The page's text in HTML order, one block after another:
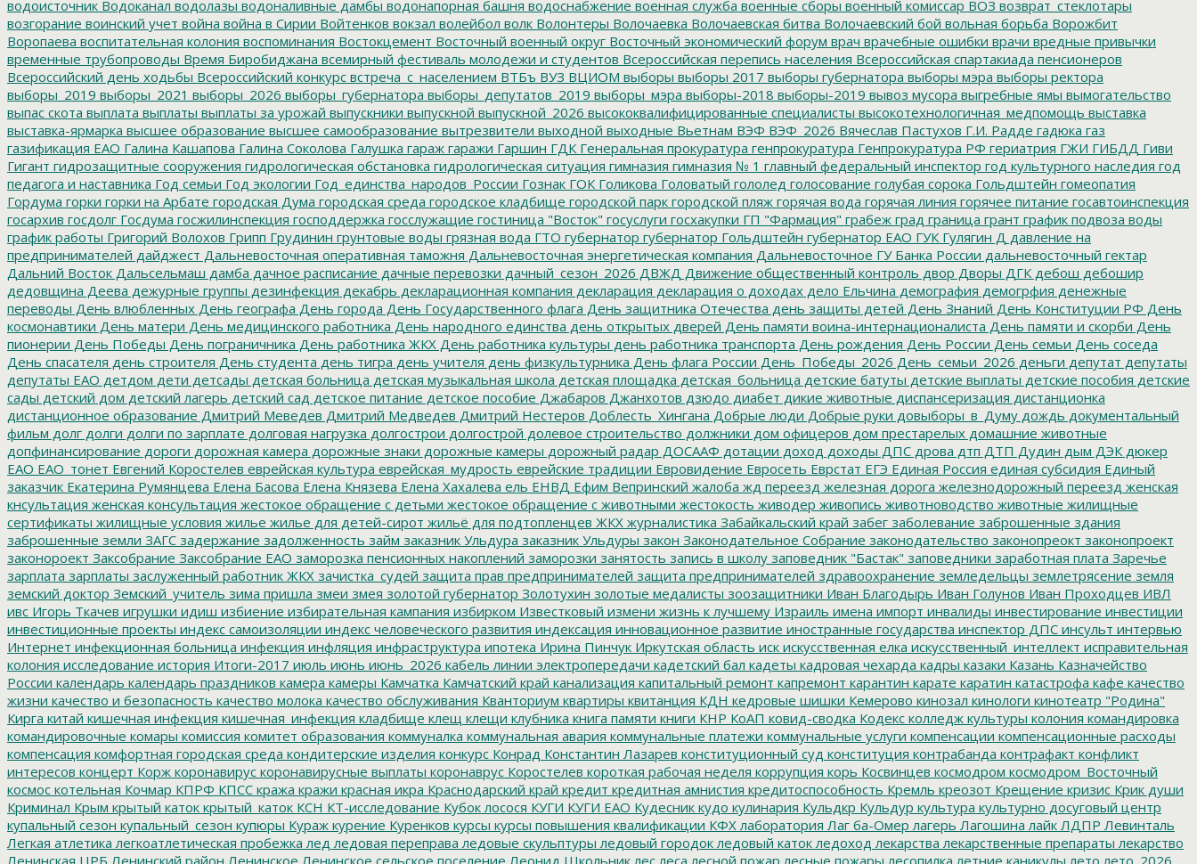
водоисточник Водоканал водолазы водоналивные дамбы водонапорная башня водоснабжение военная служба военные сборы военный комиссар ВОЗ возврат_стеклотары
возгорание воинский учет война война в Сирии Войтенков вокзал волейбол волк Волонтеры Волочаевка Волочаевская битва Волочаевский бой вольная борьба Ворожбит
Воропаева воспитательная колония воспоминания Востокцемент Восточный военный округ Восточный экономический форум врач врачебные ошибки врачи вредные привычки
временные трубопроводы Время Биробиджана всемирный фестиваль молодежи и студентов Всероссийская перепись населения Всероссийская спартакиада пенсионеров
Всероссийский день ходьбы Всероссийский конкурс встреча_с_населением ВТБъ ВУЗ ВЦИОМ выборы выборы 2017 выборы губернатора выборы мэра выборы ректора
выборы_2019 выборы_2021 выборы_2026 выборы_губернатора выборы_депутатов_2019 выборы_мэра выборы-2018 выборы-2019 вывоз мусора выгребные ямы вымогательство
выпас скота выплата выплаты выплаты за урожай выпускники выпускной выпускной_2026 высококвалифицированные специалисты высокотехнологичная_медпомощь выставка
выставка-ярмарка высшее образование высшее самообразование вытрезвители выходной выходные Вьетнам ВЭФ ВЭФ_2026 Вячеслав Пастухов Г.И. Радде гадюка газ
газификация ЕАО Галина Кашапова Галина Соколова Галушка гараж гаражи Гаршин ГДК Генеральная прокуратура генпрокуратура Генпрокуратура РФ гериатрия ГЖИ ГИБДД Гиви
Гигант гидрозащитные сооружения гидрологическая обстановка гидрологическая ситуация гимназия гимназия № 1 главный федеральный инспектор год культурного наследия год
педагога и наставника Год семьи Год экологии Год_единства_народов_России Гознак ГОК Голикова Головатый гололед голосование голубая сорока Гольдштейн гомеопатия
Гордума горки горки на Арбате городская Дума городская среда городское кладбище городской парк городской пляж горячая вода горячая линия горячее питание госавтоинспекция
госархив госдолг Госдума госжилинспекция господдержка госслужащие гостиница "Восток" госуслуги госхакупки ГП "Фармация" грабеж град граница грант график подвоза воды
график работы Григорий Волохов Грипп Грудинин грунтовые воды грязная вода ГТО губернатор губернатор Гольдштейн губернатор ЕАО ГУК Гулягин Д давление на
предпринимателей дайджест Дальневосточная оперативная таможня Дальневосточная энергетическая компания Дальневосточное ГУ Банка России дальневосточный гектар
Дальний Восток Дальсельмаш дамба дачное расписание дачные перевозки дачный_сезон_2026 ДВЖД Движение общественный контроль двор Дворы ДГК дебош дебошир
дедовщина Деева дежурные группы дезинфекция декабрь декларационная компания декларация декларация о доходах дело Ельчина демография демогрфия денежные
переводы День влюбленных День географа День города День Государственного флага День защитника Отечества день защиты детей День Знаний День Конституции РФ День
космонавтики День матери День медицинского работника День народного единства день открытых дверей День памяти воина-интернационалиста День памяти и скорби День
пионерии День Победы День пограничника День работника ЖКХ День работника культуры день работника транспорта День рождения День России День семьи День соседа
День спасателя день строителя День студента день тигра день учителя день физкультурника День флага России День_Победы_2026 День_семьи_2026 деньги депутат депутаты
депутаты ЕАО детдом дети детсады детская больница детская музыкальная школа детская площадка детская_больница детские батуты детские выплаты детские пособия детские
сады детский дом детский лагерь детский сад детское питание детское пособие Джабаров Джанхотов дзюдо диабет дикие животные диспансеризация дистанционка
дистанционное образование Дмитрий Меведев Дмитрий Медведев Дмитрий Нестеров Доблесть_Хингана Добрые люди Добрые руки довыборы_в_Думу дождь документальный
фильм долг долги долги по зарплате долговая нагрузка долгострои долгострой долевое строительство должники дом офицеров дом престарелых домашние животные
допфинансирование дороги дорожная камера дорожные знаки дорожные камеры дорожный радар ДОСААФ дотации доход доходы ДПС дрова дтп ДТП Дудин дым ДЭК дюкер
ЕАО ЕАО_тонет Евгений Коростелев еврейская культура еврейская_мудрость еврейские традиции Евровидение Евросеть Еврстат ЕГЭ Единая Россия единая субсидия Единый
заказчик Екатерина Румянцева Елена Басова Елена Князева Елена Хахалева ель ЕНВД Ефим Вепринский жалоба жд переезд железная дорога железнодорожный переезд женская
кнсультация женская консультация жестокое обращение с детьми жестокое обращение с животными жестокость живодер живопись животноводство животные жилищные
сертификаты жилищные условия жилье жилье для детей-сирот жильё для подтопленцев ЖКХ журналистика Забайкальский край забег заболевание заброшенные здания
заброшенные земли ЗАГС задержание задолженность займ заказник Ульдура заказник Ульдуры закон Законодательное Собрание законодательство законопреокт законопроект
законороект Заксобрание Заксобрание ЕАО заморозка пенсионных накоплений заморозки занятость запись в школу заповедник "Бастак" заповедники заработная плата Заречье
зарплата зарплаты заслуженный работник ЖКХ зачистка_судей защита прав предпринимателей защита предпринимателей здравоохранение земледельцы землетрясение земля
земский доктор Земский_учитель зима пришла змеи змея золотой губернатор Золотухин золотые медалисты зоозащитники Иван Благодырь Иван Голунов Иван Проходцев ИВЛ
ивс Игорь Ткачев игрушки идиш избиение избирательная кампания избирком Известковый измени жизнь к лучшему Израиль имена импорт инвалиды инвестирование инвестиции
инвестиционные проекты индекс самоизоляции индекс человеческого развития индексация инновационное развитие иностранные государства инспектор ДПС инсульт интервью
Интернет инфекционная больница инфекция инфляция инфраструктура ипотека Ирина Пинчук Иркутская область иск искусственная елка искусственный_интеллект исправительная
колония исследование история Итоги-2017 июль июнь июнь_2026 кабель линии электропередачи кадетский бал кадеты кадровая чехарда кадры казаки Казань Казначейство
России календарь календарь праздников камера камеры Камчатка Камчатский край канализация капитальный ремонт капремонт карантин карате каратин катастрофа кафе качество
жизни качество и безопасность качество молока качество обслуживания Кванториум квартиры квитанция КДН кедровые шишки Кемерово кинозал кинологи кинотеатр "Родина"
Кирга китай кишечная инфекция кишечная_инфекция кладбище клещ клещи клубника книга памяти книги КНР КоАП ковид-сводка Кодекс колледж культуры колония командировка
командировочные комары комиссия комитет образования коммуналка коммунальная авария коммунальные платежи коммунальные услуги компенсации компенсационные расходы
компенсация комфортная городская среда кондитерские изделия конкурс Конрад Константин Лазарев конституционный суд конституция контрабанда контрафакт конфликт
интересов концерт Корж коронавирус коронавирусные выплаты коронаврус Коростелев короткая рабочая неделя коррупция корь Косвинцев космодром космодром_Восточный
космос котельная Кочмар КПРФ КПСС кража кражи красная икра Краснодарский край кредит кредитная амнистия кредитоспособность Кремль креозот Крещение кризис Крик души
Криминал Крым крытый каток крытый_каток КСН КТ-исследование Кубок лосося КУГИ КУГИ ЕАО Кудесник кудо кулинария Кульдкр Кульдур культура культурно досуговый центр
купальный сезон купальный_сезон купюры Кураж курение Куренков курсы курсы повышения квалификации КФХ лаборатория Лаг ба-Омер лагерь Лагошина лайк ЛДПР Левинталь
Легкая атлетика легкоатлетическая пробежка лед ледовая переправа ледовые скульптуры ледовый городок ледовый каток ледоход лекарства лекарственные препараты лекарство
Ленинская ЦРБ Ленинский район Ленинское Ленинское сельское поселение Леонид Школьник лес леса лесной пожар лесные пожары лесопилка летние каникулы лето лето_2026